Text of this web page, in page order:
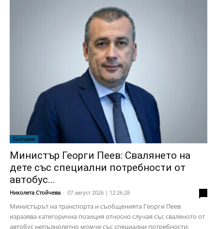
България
Министър Георги Пеев: Свалянето на
дете със специални потребности от
автобус...
Николета Стойчева - 07 август 2026 | 12:26:28
Министърът на транспорта и съобщенията Георги Пеев
изразява категорична позиция относно случая със сваленото от
автобус непълнолетно момче със специални потребности: